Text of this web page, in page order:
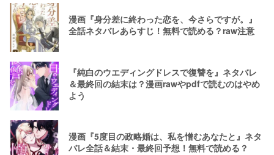
漫画『身分差に終わった恋を、今さらですが。』
全話ネタバレあらすじ！無料で読める？raw注意
『純白のウエディングドレスで復讐を』ネタバレ
＆最終回の結末は？漫画rawやpdfで読むのはやめ
よう
漫画『5度目の政略婚は、私を憎むあなたと』ネタ
バレ全話＆結末・最終回予想！無料で読める？